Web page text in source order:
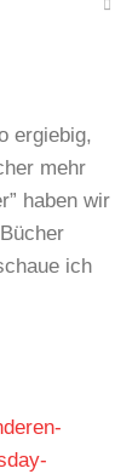
ergiebig,
mehr
haben wir
ich